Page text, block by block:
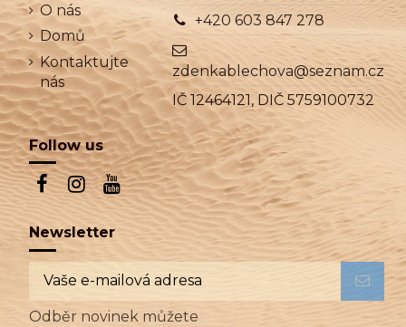
O nás
Domů
Kontaktujte
nás
+420 603 847 278
zdenkablechova@seznam.cz
IČ 12464121, DIČ 5759100732
Follow us
Newsletter
Odběr novinek můžete